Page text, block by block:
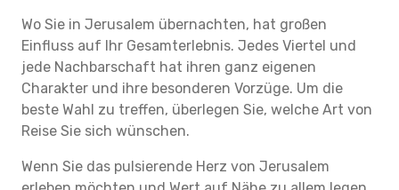
Wo Sie in Jerusalem übernachten, hat großen
Einfluss auf Ihr Gesamterlebnis. Jedes Viertel und
jede Nachbarschaft hat ihren ganz eigenen
Charakter und ihre besonderen Vorzüge. Um die
beste Wahl zu treffen, überlegen Sie, welche Art von
Reise Sie sich wünschen.
Wenn Sie das pulsierende Herz von Jerusalem